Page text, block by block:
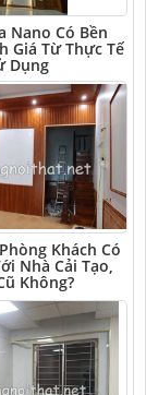
Nano Có Bền
Giá Từ Thực Tế
Dụng
Khách Có
Nhà Cải Tạo,
Không?